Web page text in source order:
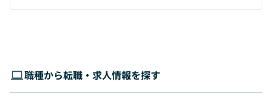
職種から転職・求人情報を探す